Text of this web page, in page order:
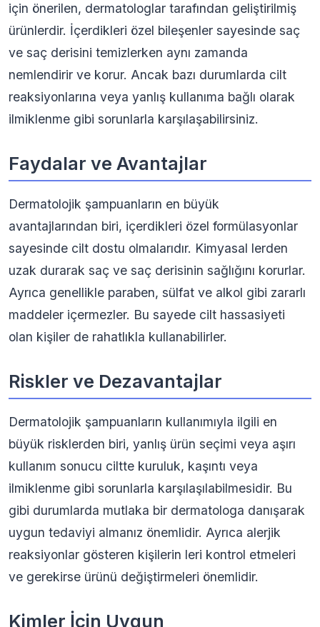
için önerilen, dermatologlar tarafından geliştirilmiş
ürünlerdir. İçerdikleri özel bileşenler sayesinde saç
ve saç derisini temizlerken aynı zamanda
nemlendirir ve korur. Ancak bazı durumlarda cilt
reaksiyonlarına veya yanlış kullanıma bağlı olarak
ilmiklenme gibi sorunlarla karşılaşabilirsiniz.
Faydalar ve Avantajlar
Dermatolojik şampuanların en büyük
avantajlarından biri, içerdikleri özel formülasyonlar
sayesinde cilt dostu olmalarıdır. Kimyasal lerden
uzak durarak saç ve saç derisinin sağlığını korurlar.
Ayrıca genellikle paraben, sülfat ve alkol gibi zararlı
maddeler içermezler. Bu sayede cilt hassasiyeti
olan kişiler de rahatlıkla kullanabilirler.
Riskler ve Dezavantajlar
Dermatolojik şampuanların kullanımıyla ilgili en
büyük risklerden biri, yanlış ürün seçimi veya aşırı
kullanım sonucu ciltte kuruluk, kaşıntı veya
ilmiklenme gibi sorunlarla karşılaşılabilmesidir. Bu
gibi durumlarda mutlaka bir dermatologa danışarak
uygun tedaviyi almanız önemlidir. Ayrıca alerjik
reaksiyonlar gösteren kişilerin leri kontrol etmeleri
ve gerekirse ürünü değiştirmeleri önemlidir.
Kimler İçin Uygun